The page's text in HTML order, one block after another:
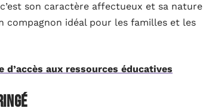
son caractère affectueux et sa nature
compagnon idéal pour les familles et les
d’accès aux ressources éducatives